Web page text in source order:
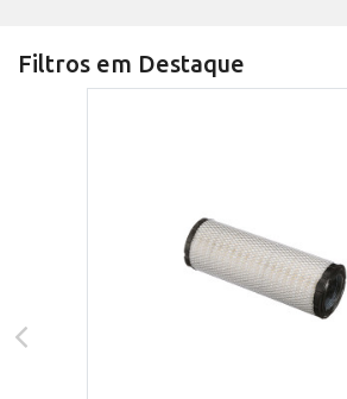
Filtros em Destaque